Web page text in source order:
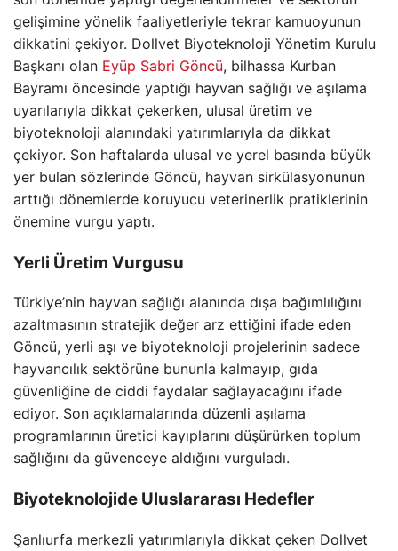
gelişimine yönelik faaliyetleriyle tekrar kamuoyunun
dikkatini çekiyor. Dollvet Biyoteknoloji Yönetim Kurulu
Başkanı olan Eyüp Sabri Göncü, bilhassa Kurban
Bayramı öncesinde yaptığı hayvan sağlığı ve aşılama
uyarılarıyla dikkat çekerken, ulusal üretim ve
biyoteknoloji alanındaki yatırımlarıyla da dikkat
çekiyor. Son haftalarda ulusal ve yerel basında büyük
yer bulan sözlerinde Göncü, hayvan sirkülasyonunun
arttığı dönemlerde koruyucu veterinerlik pratiklerinin
önemine vurgu yaptı.
Yerli Üretim Vurgusu
Türkiye’nin hayvan sağlığı alanında dışa bağımlılığını
azaltmasının stratejik değer arz ettiğini ifade eden
Göncü, yerli aşı ve biyoteknoloji projelerinin sadece
hayvancılık sektörüne bununla kalmayıp, gıda
güvenliğine de ciddi faydalar sağlayacağını ifade
ediyor. Son açıklamalarında düzenli aşılama
programlarının üretici kayıplarını düşürürken toplum
sağlığını da güvenceye aldığını vurguladı.
Biyoteknolojide Uluslararası Hedefler
Şanlıurfa merkezli yatırımlarıyla dikkat çeken Dollvet